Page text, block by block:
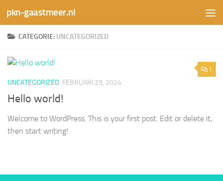
Doorgaan naar inhoud
pkn-gaastmeer.nl
CATEGORIE: UNCATEGORIZED
1
UNCATEGORIZED FEBRUARI 29, 2024
Hello world!
Welcome to WordPress. This is your first post. Edit or delete it,
then start writing!